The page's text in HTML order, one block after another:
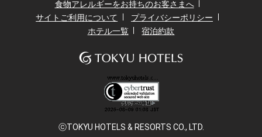
食物アレルギーをお持ちのお客さまへ
サイトご利用について
プライバシーポリシー
ホテル一覧
宿泊約款
ⓒTOKYU HOTELS & RESORTS CO., LTD.